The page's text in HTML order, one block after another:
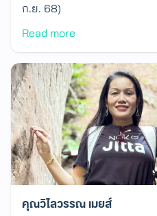
ก.ย. 68)
Read more
คุณวิไลวรรณ เมยส์